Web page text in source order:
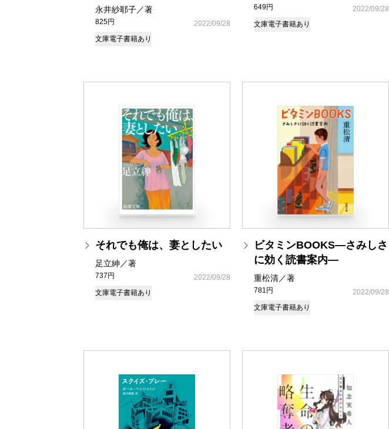
永井紗耶子／著
825円
2022/09/28
文庫電子書籍あり
649円
2022/09/28
文庫電子書籍あり
それでも俺は、妻としたい
足立紳／著
737円
2022/09/28
文庫電子書籍あり
ビタミンBOOKS―さみしさ
に効く読書案内―
重松清／著
781円
2022/09/28
文庫電子書籍あり